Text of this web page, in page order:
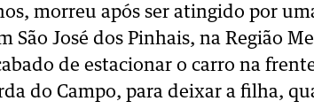
morreu após ser atingido por
São José dos Pinhais, na Região
de estacionar o carro na
do Campo, para deixar a filha,